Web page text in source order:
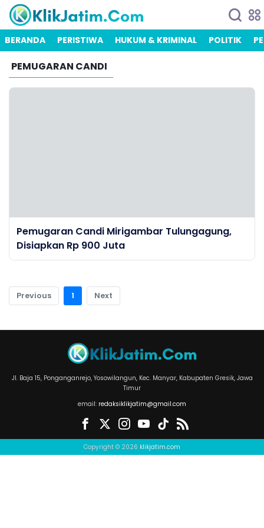
BERANDA PERISTIWA HUKUM & KRIMINAL POLITIK
PEMUGARAN CANDI
Pemugaran Candi Mirigambar Tulungagung,
Disiapkan Rp 900 Juta
Previous 1 Next
Jl. Baja 15, Ponganganrejo, Yosowilangun, Kec. Manyar, Kabupaten Gresik, Jawa
Timur
email: redaksiklikjatim@gmail.com
Copyright © 2026 klikjatim.com